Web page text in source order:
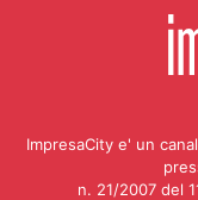
ImpresaCity e' un
n. 21/2007 del